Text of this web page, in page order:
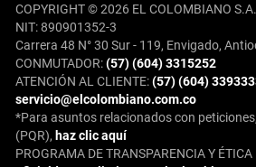
COPYRIGHT © 2026 EL COLOMBIANO
NIT: 890901352-3
Carrera 48 N° 30 Sur - 119, Envigado,
CONMUTADOR:(57) (604) 3315252
ATENCIÓN AL CLIENTE:(57) (604)
servicio@elcolombiano.com.co
*Para asuntos relacionados con
(PQR), haz clic aquí
PROGRAMA DE TRANSPARENCIA Y